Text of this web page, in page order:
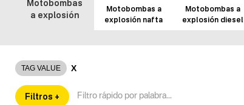
Motobombas
a explosión
Motobombas a
explosión nafta
Motobombas a
explosión diesel
TAG VALUE X
Filtros +